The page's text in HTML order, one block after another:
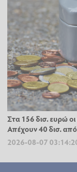
Στα 156 δισ. ευρώ
Απέχουν 40 δισ.
2026-08-07